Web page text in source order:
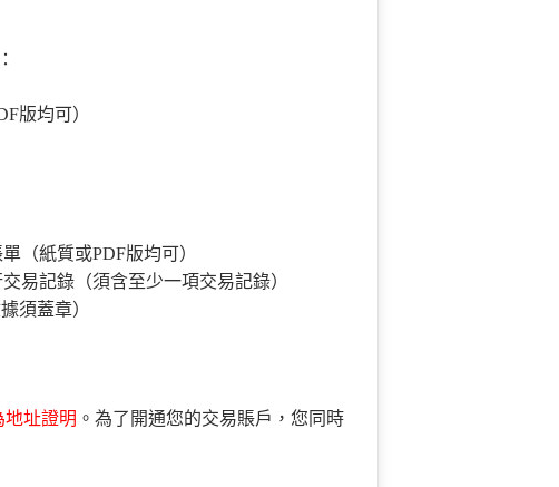
版均可）
（紙質或PDF版均可）
易記錄（須含至少一項交易記錄）
須蓋章）
址證明 。為了開通您的交易賬戶，您同時